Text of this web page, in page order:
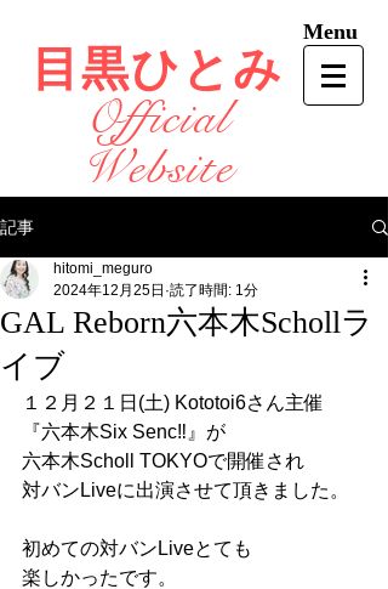
Menu
目黒ひとみ
Official
Website
記事
GAL Reborn六本木Schollラ
イブ
hitomi_meguro
2024年12月25日 読了時間: 1分
１２月２１日(土) Kototoi6さん主催
『六本木Six Senc‼︎』が
六本木Scholl TOKYOで開催され
対バンLiveに出演させて頂きました。
初めての対バンLiveとても
楽しかったです。